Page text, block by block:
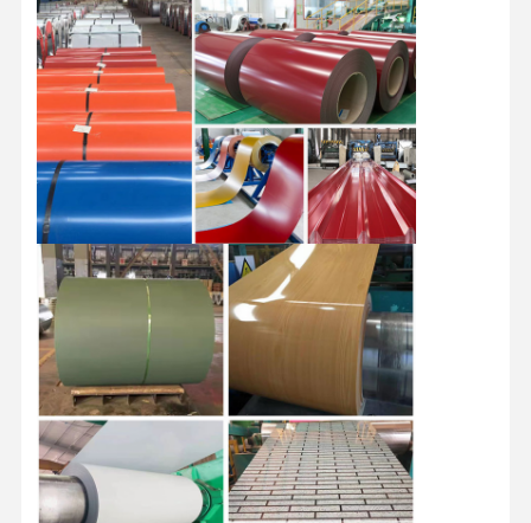
Koelen van roestvrij staal
Aluminiumstaven en - spoelen
Koperstrookjes en koperen staven
Zinkbaren
Loodbalken en -platen